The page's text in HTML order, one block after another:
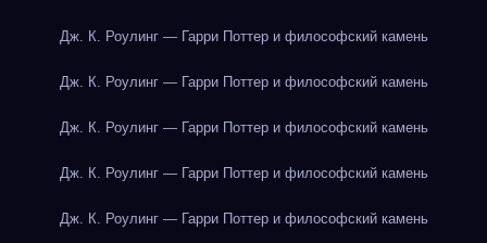
Дж. К. Роулинг — Гарри Поттер и философский камень
Дж. К. Роулинг — Гарри Поттер и философский камень
Дж. К. Роулинг — Гарри Поттер и философский камень
Дж. К. Роулинг — Гарри Поттер и философский камень
Дж. К. Роулинг — Гарри Поттер и философский камень